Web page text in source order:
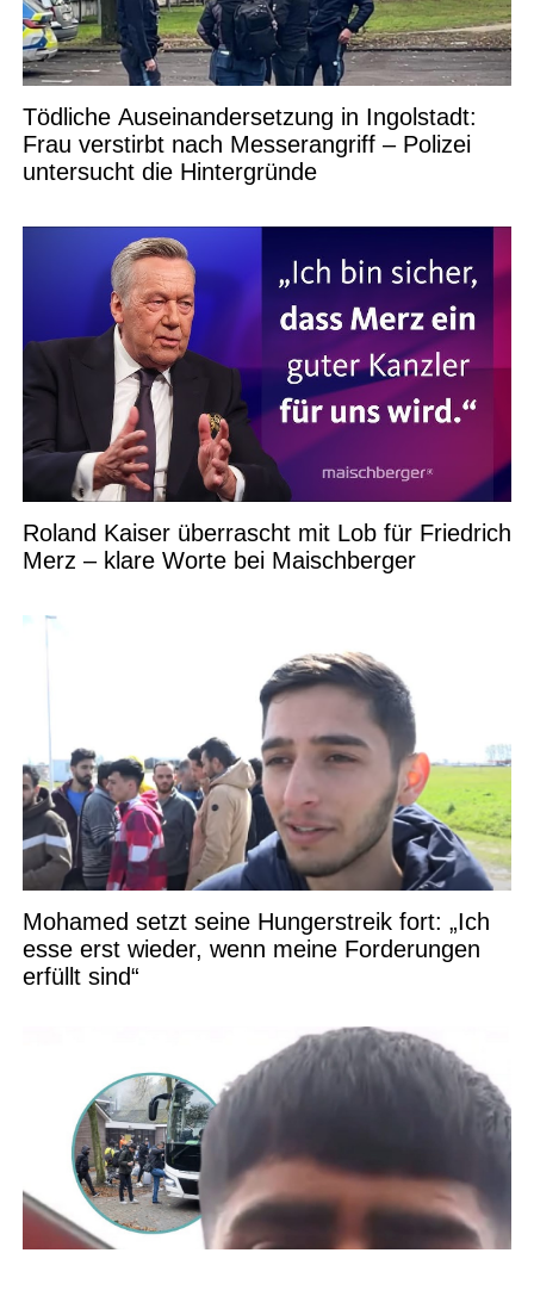
Tödliche Auseinandersetzung in Ingolstadt:
Frau verstirbt nach Messerangriff – Polizei
untersucht die Hintergründe
Roland Kaiser überrascht mit Lob für Friedrich
Merz – klare Worte bei Maischberger
Mohamed setzt seine Hungerstreik fort: „Ich
esse erst wieder, wenn meine Forderungen
erfüllt sind“